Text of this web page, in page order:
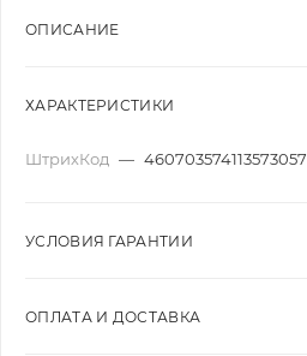
ОПИСАНИЕ
ХАРАКТЕРИСТИКИ
ШтрихКод — 460703574113573057
УСЛОВИЯ ГАРАНТИИ
ОПЛАТА И ДОСТАВКА